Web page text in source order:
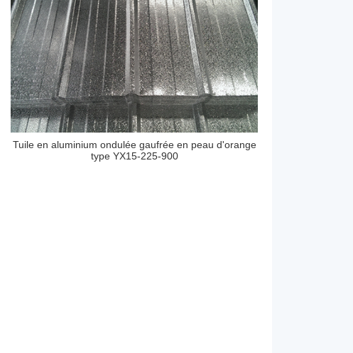
Tuile en aluminium ondulée gaufrée en peau d'orange
type YX15-225-900